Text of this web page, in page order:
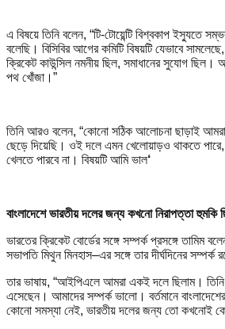
এ বিষয়ে তিনি বলেন, “টি-টোয়েন্টি বিশ্বকাপ ইস্যুতে
বলেছি। বিসিবির আগের কমিটি বিষয়টি যেভাবে
ক্রিকেট কাউন্সিল নমনীয় ছিল, সমাধানের সুযোগ ছিল।
পথ খোঁজা।”
তিনি আরও বলেন, “কোনো সঠিক আলোচনা ছাড়াই
ছেড়ে দিয়েছি। ওই দলে এমন খেলোয়াড়ও থাকতে
খেলতে পারবে না। বিষয়টি আমি ভাল‘
বাংলাদেশে ভারতীয় দলের জন্য কখনো নিরাপত্তা হুমকি
ভারতের ক্রিকেট বোর্ডের সঙ্গে সম্পর্ক প্রসঙ্গে তামিম
সভাপতি মিথুন মিনহাস–এর সঙ্গে তার দীর্ঘদিনের সম্পর্ক
তার ভাষায়, “আইপিএলে আমরা একই দলে ছিলাম। তিনি
এসেছেন। আমাদের সম্পর্ক ভালো। বর্তমানে
কোনো সমস্যা নেই, ভারতীয় দলের জন্য তো কখনোই